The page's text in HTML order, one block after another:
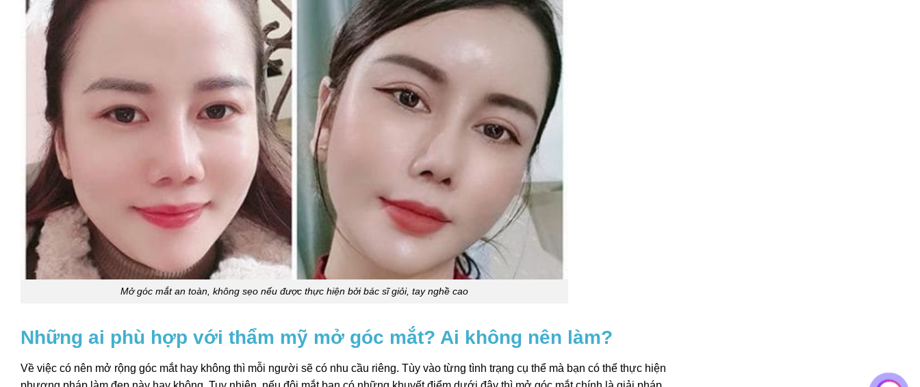
Mở góc mắt an toàn, không sẹo nếu được thực hiện bởi bác sĩ giỏi, tay nghề cao
Những ai phù hợp với thẩm mỹ mở góc mắt? Ai không nên làm?
Về việc có nên mở rộng góc mắt hay không thì mỗi người sẽ có nhu cầu riêng. Tùy vào từng tình trạng cụ thể mà bạn có thể thực hiện